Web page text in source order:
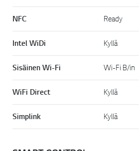
NFC Ready
Intel WiDi Kyllä
Sisäinen Wi-Fi Wi-Fi B/in
WiFi Direct Kyllä
Simplink Kyllä